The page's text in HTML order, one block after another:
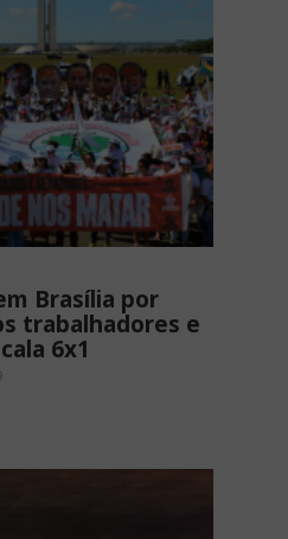
Brasília por
trabalhadores e
6x1